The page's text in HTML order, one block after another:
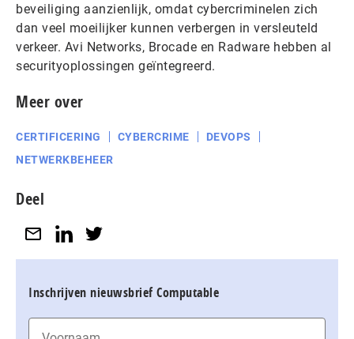
beveiliging aanzienlijk, omdat cybercriminelen zich
dan veel moeilijker kunnen verbergen in versleuteld
verkeer. Avi Networks, Brocade en Radware hebben al
securityoplossingen geïntegreerd.
Meer over
CERTIFICERING CYBERCRIME
DEVOPS
NETWERKBEHEER
Deel
Inschrijven nieuwsbrief Computable